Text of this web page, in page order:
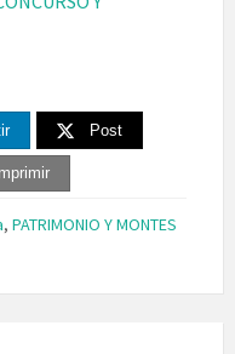
Post
Imprimir
, PATRIMONIO Y MONTES